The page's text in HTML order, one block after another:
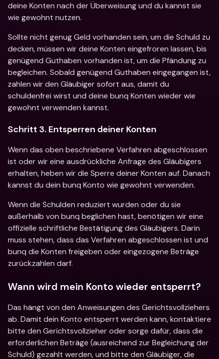
deine Konten nach der Überweisung und du kannst sie
wie gewohnt nutzen.
Sollte nicht genug Geld vorhanden sein, um die Schuld zu
decken, müssen wir deine Konten eingefroren lassen, bis
genügend Guthaben vorhanden ist, um die Pfändung zu
begleichen. Sobald genügend Guthaben eingegangen ist,
zahlen wir den Gläubiger sofort aus, damit du
schuldenfrei wirst und deine bunq Konten wieder wie
gewohnt verwenden kannst.
Schritt 3. Entsperren deiner Konten
Wenn das oben beschriebene Verfahren abgeschlossen
ist oder wir eine ausdrückliche Anfrage des Gläubigers
erhalten, heben wir die Sperre deiner Konten auf. Danach
kannst du dein bunq Konto wie gewohnt verwenden.
Wenn die Schulden reduziert wurden oder du sie
außerhalb von bunq beglichen hast, benötigen wir eine
offizielle schriftliche Bestätigung des Gläubigers. Darin
muss stehen, dass das Verfahren abgeschlossen ist und
bunq die Konten freigeben oder eingezogene Beträge
zurückzahlen darf.
Wann wird mein Konto wieder entsperrt?
Das hängt von den Anweisungen des Gerichtsvollziehers
ab. Damit dein Konto entsperrt werden kann, kontaktiere
bitte den Gerichtsvollzieher oder sorge dafür, dass die
erforderlichen Beträge (ausreichend zur Begleichung der
Schuld) gezahlt werden, und bitte den Gläubiger, die